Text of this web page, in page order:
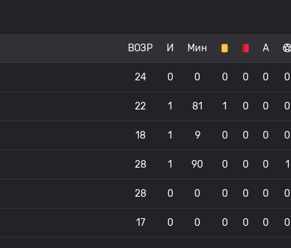
ВОЗР И Мин А
24 0 0 0 0 0 0
22 1 81 1 0 0 0
18 1 9 0 0 0 0
28 1 90 0 0 0 1
28 0 0 0 0 0 0
17 0 0 0 0 0 0